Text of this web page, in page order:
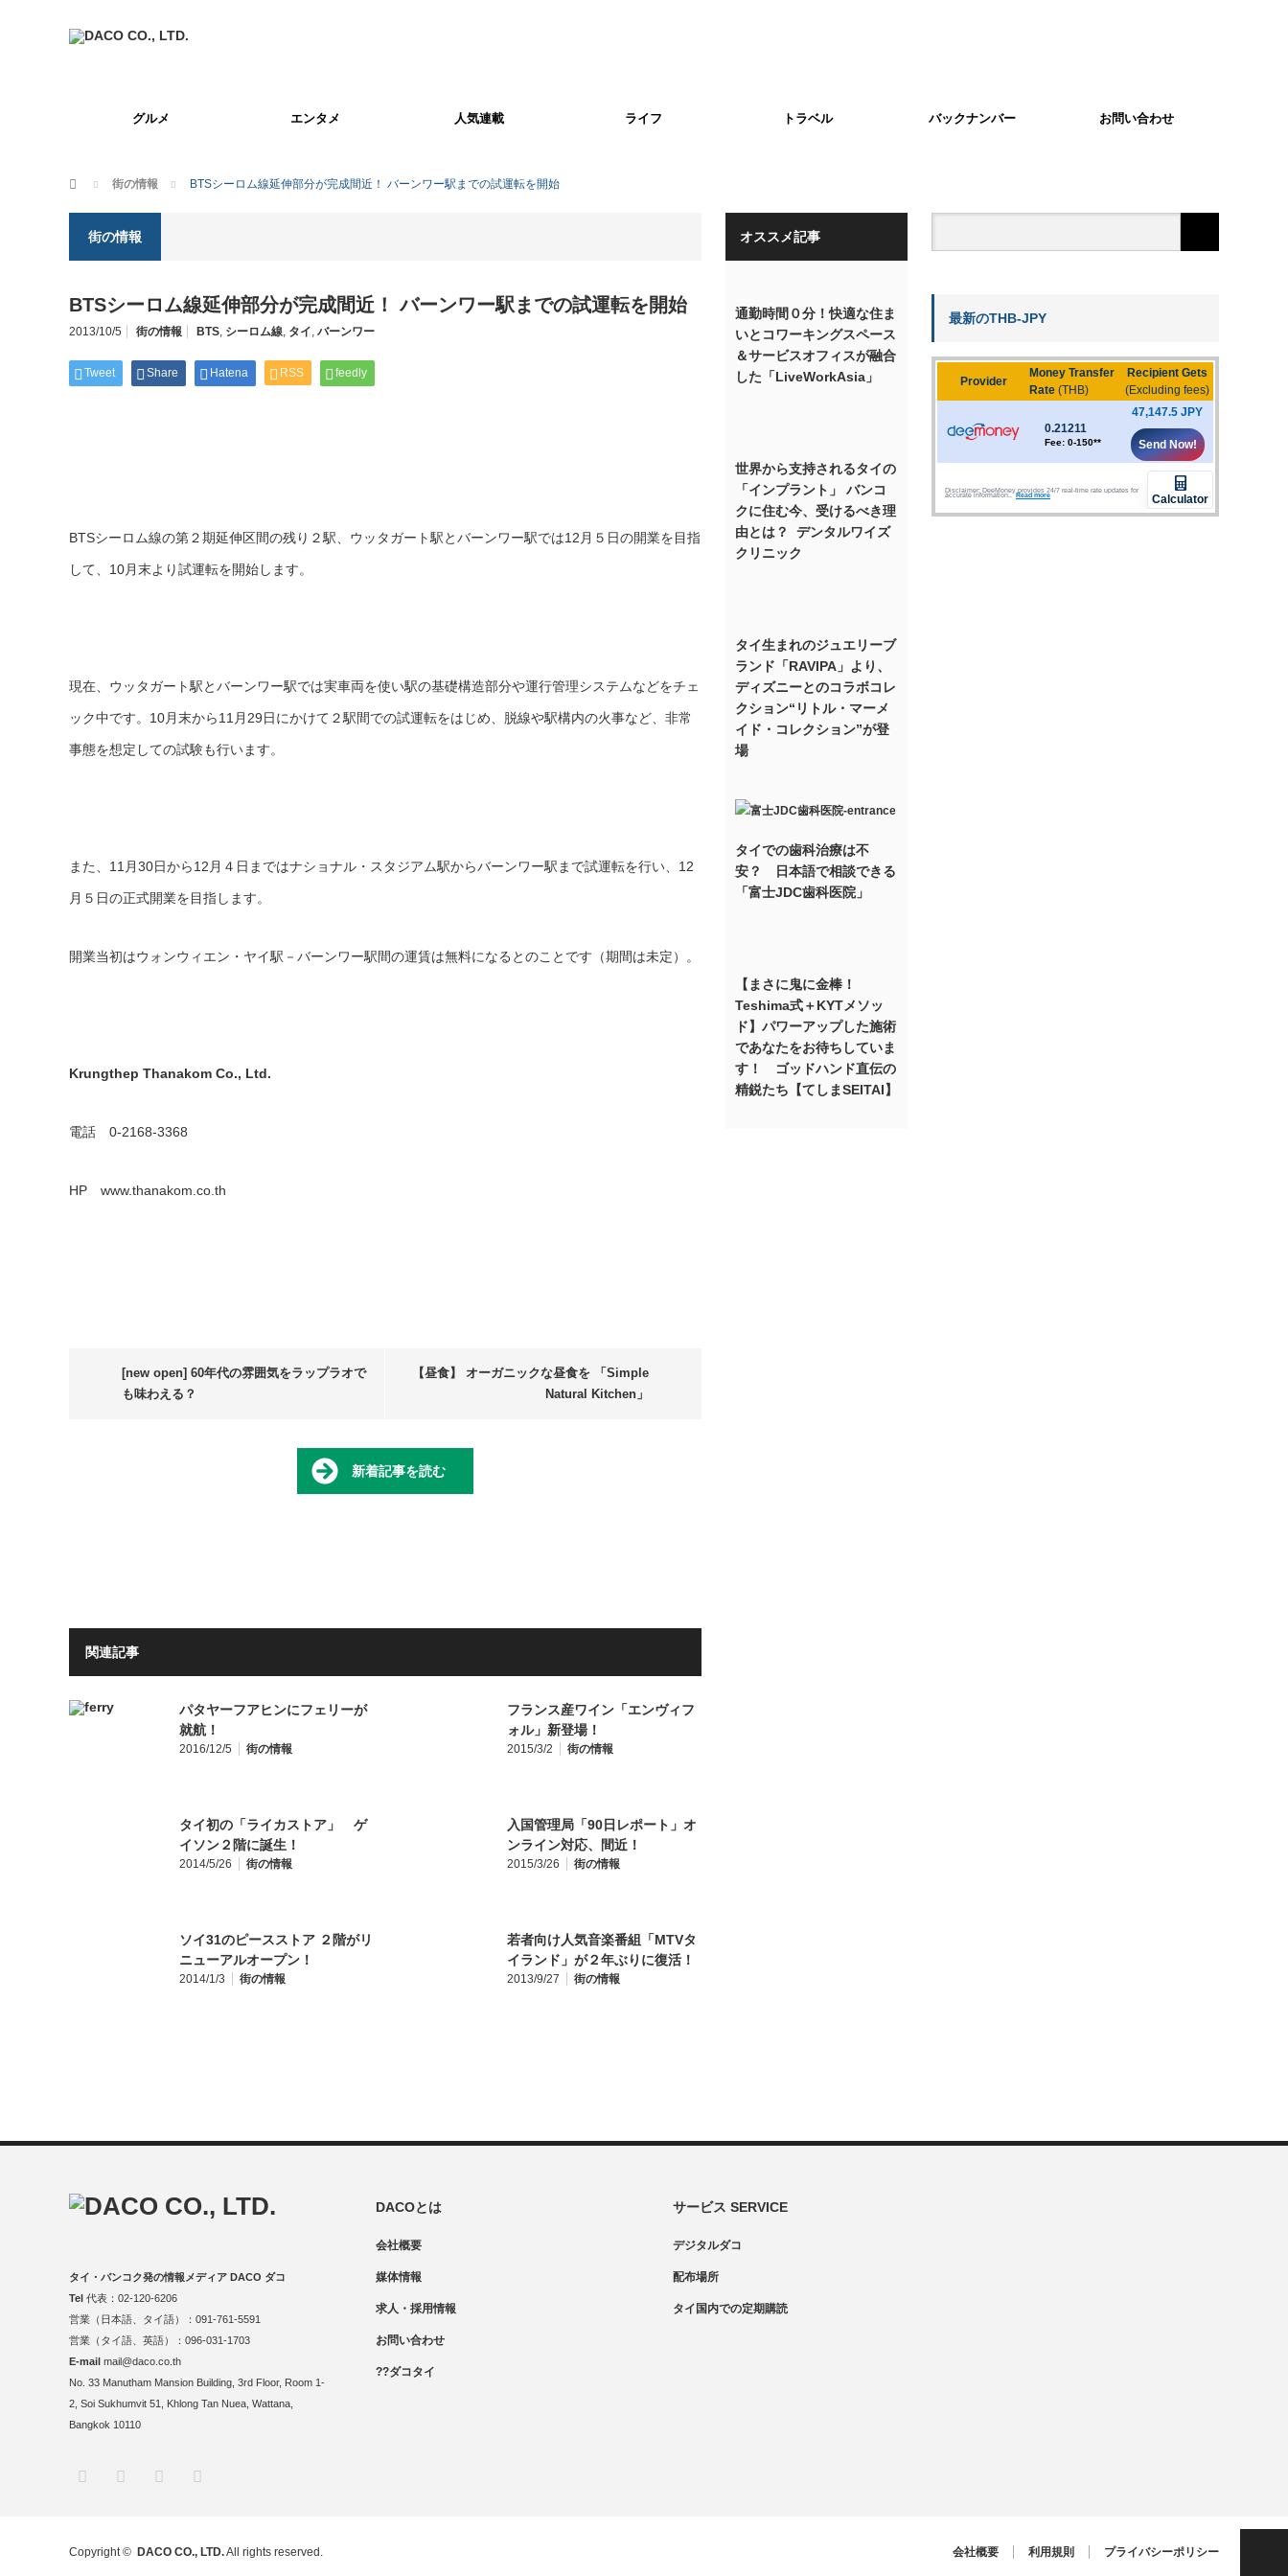
グルメ エンタメ 人気連載 ライフ トラベル バックナンバー お問い合わせ
ホーム 街の情報 BTSシーロム線延伸部分が完成間近！ バーンワー駅までの試運転を開始
街の情報
BTSシーロム線延伸部分が完成間近！ バーンワー駅までの試運転を開始
2013/10/5 街の情報 BTS, シーロム線, タイ, バーンワー
Tweet Share Hatena RSS feedly
BTSシーロム線の第２期延伸区間の残り２駅、ウッタガート駅とバーンワー駅では12月５日の開業を目指
して、10月末より試運転を開始します。
現在、ウッタガート駅とバーンワー駅では実車両を使い駅の基礎構造部分や運行管理システムなどをチェ
ック中です。10月末から11月29日にかけて２駅間での試運転をはじめ、脱線や駅構内の火事など、非常
事態を想定しての試験も行います。
また、11月30日から12月４日まではナショナル・スタジアム駅からバーンワー駅まで試運転を行い、12
月５日の正式開業を目指します。
開業当初はウォンウィエン・ヤイ駅－バーンワー駅間の運賃は無料になるとのことです（期間は未定）。
Krungthep Thanakom Co., Ltd.
電話 0-2168-3368
HP www.thanakom.co.th
[new open] 60年代の雰囲気をラップラオで
も味わえる？
【昼食】 オーガニックな昼食を 「Simple
Natural Kitchen」
新着記事を読む
関連記事
パタヤーフアヒンにフェリーが
就航！
2016/12/5 街の情報
フランス産ワイン「エンヴィフ
ォル」新登場！
2015/3/2 街の情報
タイ初の「ライカストア」 ゲ
イソン２階に誕生！
2014/5/26 街の情報
入国管理局「90日レポート」オ
ンライン対応、間近！
2015/3/26 街の情報
ソイ31のピースストア ２階がリ
ニューアルオープン！
2014/1/3 街の情報
若者向け人気音楽番組「MTVタ
イランド」が２年ぶりに復活！
2013/9/27 街の情報
オススメ記事
通勤時間０分！快適な住ま
いとコワーキングスペース
＆サービスオフィスが融合
した「LiveWorkAsia」
世界から支持されるタイの
「インプラント」 バンコ
クに住む今、受けるべき理
由とは？ デンタルワイズ
クリニック
タイ生まれのジュエリーブ
ランド「RAVIPA」より、
ディズニーとのコラボコレ
クション“リトル・マーメ
イド・コレクション”が登
場
タイでの歯科治療は不
安？ 日本語で相談できる
「富士JDC歯科医院」
【まさに鬼に金棒！
Teshima式＋KYTメソッ
ド】パワーアップした施術
であなたをお待ちしていま
す！ ゴッドハンド直伝の
精鋭たち【てしまSEITAI】
最新のTHB-JPY
DACOとは
会社概要
媒体情報
求人・採用情報
お問い合わせ
??ダコタイ
サービス SERVICE
デジタルダコ
配布場所
タイ国内での定期購読
タイ・バンコク発の情報メディア DACO ダコ
Tel 代表：02-120-6206
営業（日本語、タイ語）：091-761-5591
営業（タイ語、英語）：096-031-1703
E-mail mail@daco.co.th
No. 33 Manutham Mansion Building, 3rd Floor, Room 1-
2, Soi Sukhumvit 51, Khlong Tan Nuea, Wattana,
Bangkok 10110
Twitter FacebookInstagram
会社概要 利用規則 プライバシーポリシー
Copyright © DACO CO., LTD.All rights reserved.